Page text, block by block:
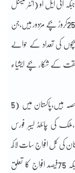
آئی ایل او (انٹر نیشنل
آرگنائزیشن)کے مطابق دنیا میں 5میں سے 14برس کے 25کروڑ بچے مزدور ہیں،جن
ہیں،مزدور بچوں کی تعداد کے حوالے
ہے۔61فیصد جبری مشقت کے شکار بچے ایشیاء
ترقی یافتہ ممالک میں 25 لاکھ بچے چائلڈ لیبر فورس کا حصہ ہیں،پاکستان میں (5
کی چائلڈ لیبر فورس
پاکستان کی کُل افواج سات لاکھ
ہے)اس فورس کا 60فیصد صرف پنجاب میں ہے۔جبکہ 75فیصد افواج کا تعلق